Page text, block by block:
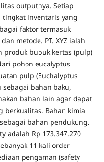
outputnya. Setiap
inventaris yang
faktor termasuk
metode. PT. XYZ ialah
produk bubuk kertas (pulp)
pohon eucalyptus
pulp (Euchalyptus
sebagai bahan baku,
bahan lain agar dapat
berkualitas. Bahan kimia
bahan pendukung.
adalah Rp 173.347.270
11 kali order
pengaman (safety